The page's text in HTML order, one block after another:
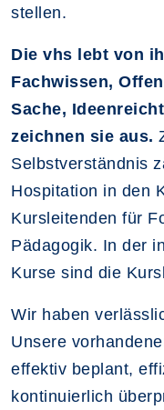
stellen.
Die vhs lebt von
Fachwissen,
Sache,
zeichnen sie aus.
Selbstverständnis
Hospitation in den
Kursleitenden für
Pädagogik. In der
Kurse sind die
Wir haben
Unsere
effektiv beplant,
kontinuierlich